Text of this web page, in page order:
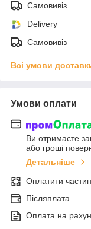
Самовивіз
Delivery
Самовивіз
Всі умови
Умови оплати
Ви отримаєте
або гроші
Детальніше
Оплатити
Післяплата
Оплата на